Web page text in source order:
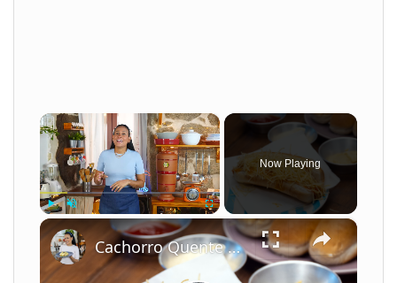
×
Now Playing
×
Cachorro Quente Cremoso com Milho e Batata Palha